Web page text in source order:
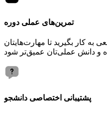
تمرین‌های عملی دوره
به کار بگیرید تا مهارت‌هایتان
پشتیبانی اختصاصی دانشجو